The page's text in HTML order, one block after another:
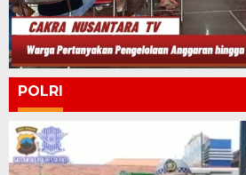
POLRI